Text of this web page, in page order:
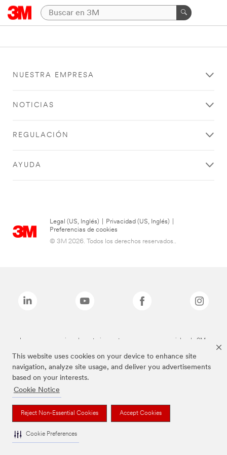
This website uses cookies on your device to enhance site
navigation, analyze site usage, and deliver you advertisements
based on your interests.
Cookie Notice
Reject Non-Essential Cookies Accept Cookies
Cookie Preferences
NUESTRA EMPRESA
NOTICIAS
REGULACIÓN
AYUDA
Legal (US, Inglés) Privacidad (US, Inglés)
Preferencias de cookies
© 3M 2026. Todos los derechos reservados..
Las marcas mencionadas anteriormente son marcas comerciales de 3M.